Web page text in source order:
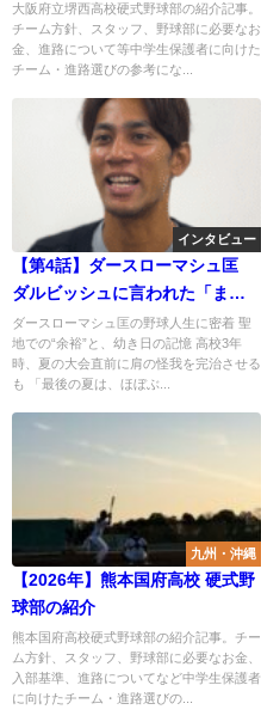
大阪府立堺西高校硬式野球部の紹介記事。
チーム方針、スタッフ、野球部に必要なお
金、進路について等中学生保護者に向けた
チーム・進路選びの参考にな...
インタビュー
【第4話】ダースローマシュ匡
ダルビッシュに言われた「まぁ
クビやろな」の真意…
ダースローマシュ匡の野球人生に密着 聖
地での“余裕”と、幼き日の記憶 高校3年
時、夏の大会直前に肩の怪我を完治させる
も 「最後の夏は、ほぼぶ...
九州・沖縄
【2026年】熊本国府高校 硬式野
球部の紹介
熊本国府高校硬式野球部の紹介記事。チー
ム方針、スタッフ、野球部に必要なお金、
入部基準、進路についてなど中学生保護者
に向けたチーム・進路選びの...